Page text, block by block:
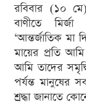
রবিবার (১০
বাণীতে
‘আন্তর্জাতিক মা
মায়ের প্রতি
আমি তাদের
পর্যন্ত মানুষের
শ্রদ্ধা জানাতে